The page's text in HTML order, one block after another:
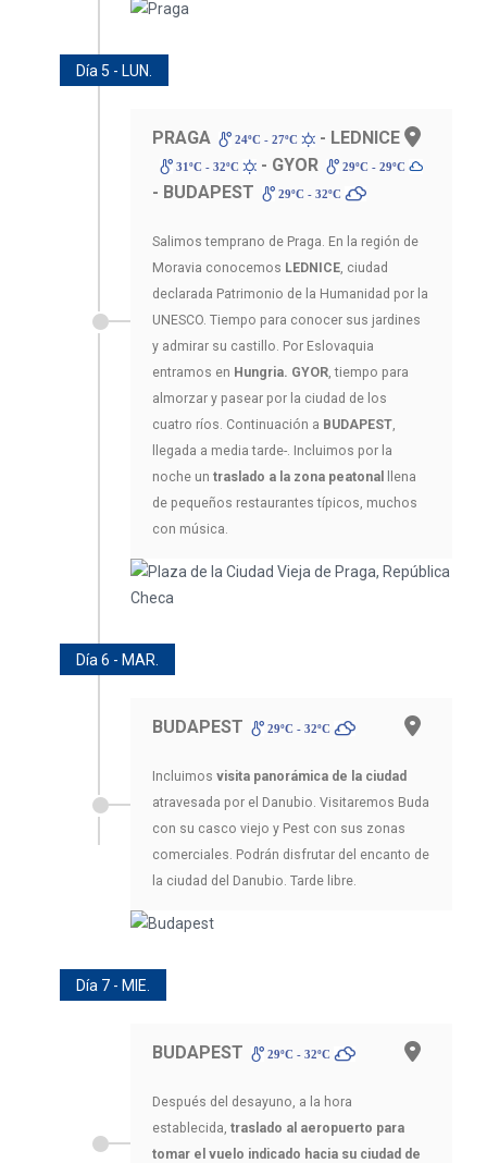
Día 5 - LUN.
PRAGA 24ºC - 27ºC - LEDNICE
31ºC - 32ºC - GYOR 29ºC - 29ºC
- BUDAPEST 29ºC - 32ºC
Salimos temprano de Praga. En la región de
Moravia conocemos LEDNICE, ciudad
declarada Patrimonio de la Humanidad por la
UNESCO. Tiempo para conocer sus jardines
y admirar su castillo. Por Eslovaquia
entramos en Hungria. GYOR, tiempo para
almorzar y pasear por la ciudad de los
cuatro ríos. Continuación a BUDAPEST,
llegada a media tarde-. Incluimos por la
noche un traslado a la zona peatonal
llena
de pequeños restaurantes típicos, muchos
con música.
Día 6 - MAR.
BUDAPEST 29ºC - 32ºC
Incluimos visita panorámica de la ciudad
atravesada por el Danubio. Visitaremos Buda
con su casco viejo y Pest con sus zonas
comerciales. Podrán disfrutar del encanto de
la ciudad del Danubio. Tarde libre.
Día 7 - MIE.
BUDAPEST 29ºC - 32ºC
Después del desayuno, a la hora
establecida, traslado al aeropuerto para
tomar el vuelo indicado hacia su ciudad de